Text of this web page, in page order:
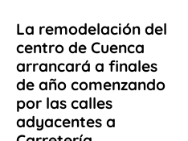
La remodelación del
centro de Cuenca
arrancará a finales
de año comenzando
por las calles
adyacentes a